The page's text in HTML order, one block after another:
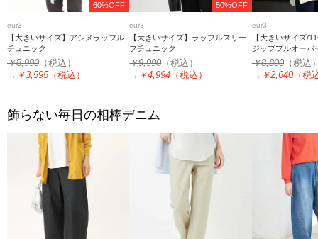
60%OFF
eur3
【大きいサイズ】アシメラッフル
チュニック
￥8,990 （税込）
→ ￥3,595（税込）
50%OFF
eur3
【大きいサイズ】ラッフルスリー
ブチュニック
￥9,990（税込）
→ ￥4,994 （税込）
eur3
【大きいサイズ/
ジッププルオーバ
ック
￥8,800（税込
→ ￥2,640（税
飾らない毎日の相棒デニム